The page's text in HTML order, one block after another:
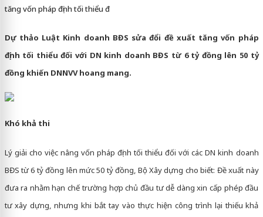
tăng vốn pháp định tối thiểu đ
Dự thảo Luật Kinh doanh BĐS sửa đổi đề xuất tăng vốn pháp
định tối thiểu đối với DN kinh doanh BĐS từ 6 tỷ đồng lên 50 tỷ
đồng khiến DNNVV hoang mang.
Khó khả thi
Lý giải cho việc nâng vốn pháp định tối thiểu đối với các DN kinh doanh
BĐS từ 6 tỷ đồng lên mức 50 tỷ đồng, Bộ Xây dựng cho biết: Đề xuất này
đưa ra nhằm hạn chế trường hợp chủ đầu tư dễ dàng xin cấp phép đầu
tư xây dựng, nhưng khi bắt tay vào thực hiện công trình lại thiếu khả